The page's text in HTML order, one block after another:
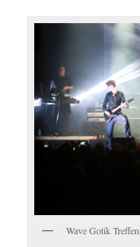
Wave Gotik Treffen